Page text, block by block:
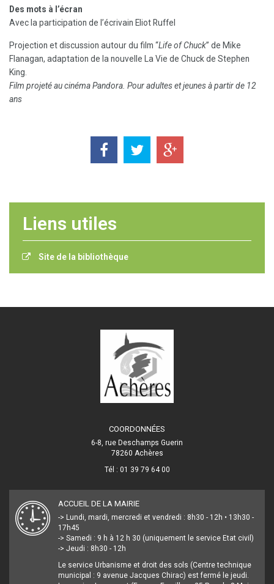
Des mots à l’écran
Avec la participation de l’écrivain Eliot Ruffel
Projection et discussion autour du film “Life of Chuck” de Mike
Flanagan, adaptation de la nouvelle La Vie de Chuck de Stephen
King.
Film projeté au cinéma Pandora. Pour adultes et jeunes à partir de 12
ans
Liens utiles
Site de la bibliothèque
COORDONNÉES
6-8, rue Deschamps Guerin
78260 Achères
Tél : 01 39 79 64 00
ACCUEIL DE LA MAIRIE
-> Lundi, mardi, mercredi et vendredi : 8h30 - 12h • 13h30 -
17h45
-> Samedi : 9 h à 12 h 30 (uniquement le service Etat civil)
-> Jeudi : 8h30 - 12h
Le service Urbanisme et droit des sols (Centre technique
municipal : 9 avenue Jacques Chirac) est fermé le jeudi.